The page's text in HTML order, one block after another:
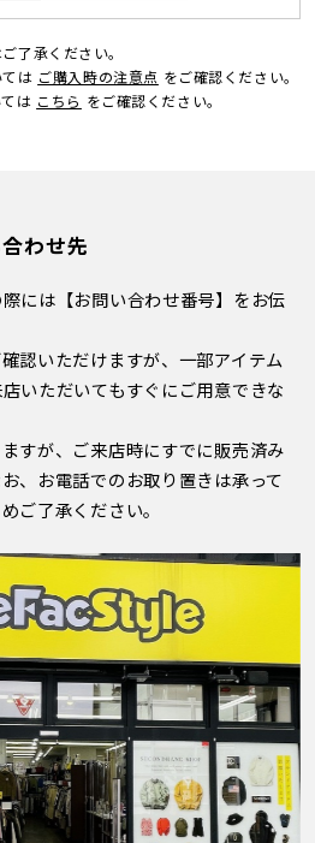
了承ください。
は ご購入時の注意点 をご確認ください。
は こちら をご確認ください。
わせ先
には【お問い合わせ番号】をお伝
認いただけますが、一部アイテム
いただいてもすぐにご用意できな
すが、ご来店時にすでに販売済み
、お電話でのお取り置きは承って
ご了承ください。